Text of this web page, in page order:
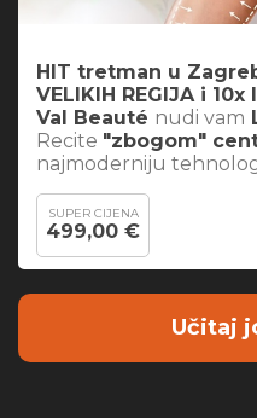
HIT tretman u
VELIKIH REGIJA i
Val Beauté nudi vam
Recite "zbogom"
najmoderniju
SUPER CIJENA
499,00 €
Učitaj